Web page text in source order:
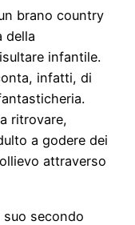
brano country
della
infantile.
infatti, di
ritrovare,
a godere dei
attraverso
suo secondo